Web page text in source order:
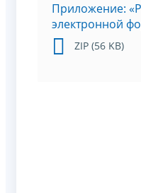
Приложение:
электронной
ZIP (56 KB)